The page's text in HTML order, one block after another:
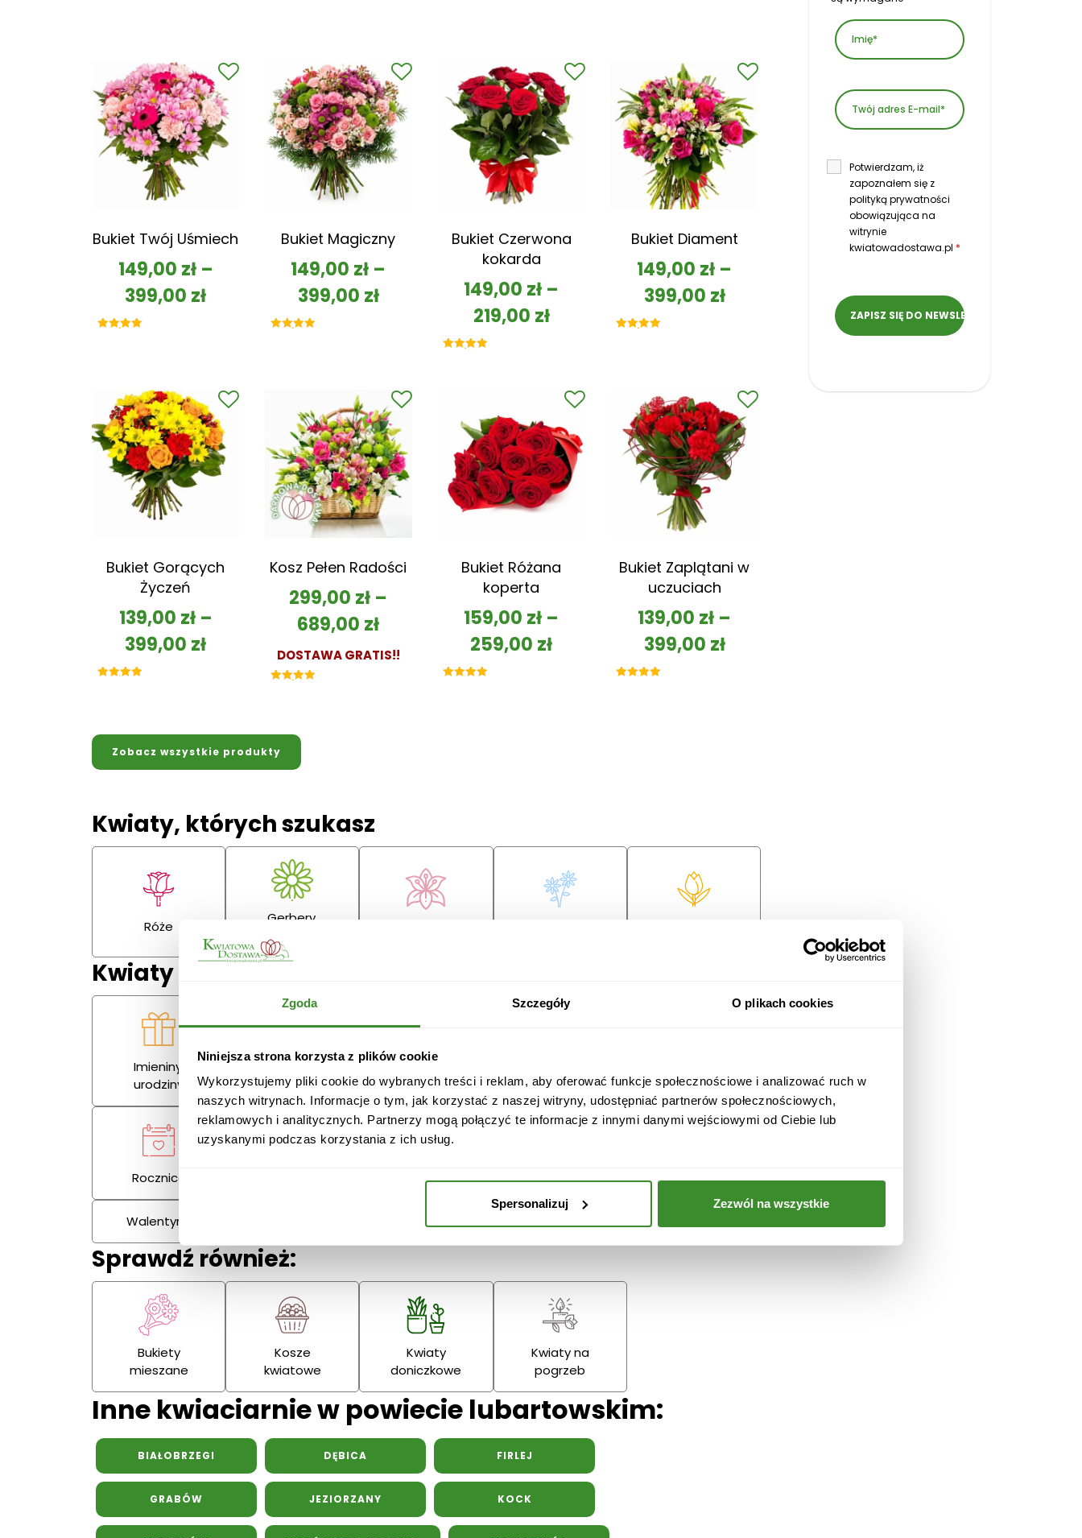
Zgoda Szczegóły O plikach cookies
Niniejsza strona korzysta z plików cookie
Wykorzystujemy pliki cookie do wybranych treści i reklam, aby oferować funkcje społecznościowe i analizować ruch w
naszych witrynach. Informacje o tym, jak korzystać z naszej witryny, udostępniać partnerów społecznościowych,
reklamowych i analitycznych. Partnerzy mogą połączyć te informacje z innymi danymi wejściowymi od Ciebie lub
uzyskanymi podczas korzystania z ich usług.
Spersonalizuj Zezwól na wszystkie
Bukiet Twój Uśmiech
149,00 zł–
399,00 zł
Bukiet Magiczny
149,00 zł –
399,00 zł
Bukiet Czerwona
kokarda
149,00 zł –
219,00 zł
Bukiet Diament
149,00 zł –
399,00 zł
Bukiet Gorących
Życzeń
139,00 zł–
399,00 zł
Kosz Pełen Radości
299,00 zł –
689,00 zł
DOSTAWA GRATIS!!
Bukiet Różana
koperta
159,00 zł –
259,00 zł
Bukiet Zaplątani w
uczuciach
139,00 zł –
399,00 zł
Zobacz wszystkie produkty
Kwiaty, których szukasz
Róże
Gerbery,
goździki
Kwiaty na każdą okazję
Imieniny,
urodziny
Miłość Przeprosiny Gratulacje Ślub
Rocznica Podziękowania
Walentynki Wielkanoc
Sprawdź również:
Bukiety
mieszane
Kosze
kwiatowe
Kwiaty
doniczkowe
Kwiaty na
pogrzeb
Inne kwiaciarnie w powiecie lubartowskim:
BIAŁOBRZEGI DĘBICA FIRLEJ
GRABÓW JEZIORZANY KOCK
Potwierdzam, iż
zapoznałem się z
polityką prywatności
obowiązująca na
witrynie
kwiatowadostawa.pl *